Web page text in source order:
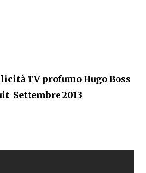
TV profumo Hugo Boss
Settembre 2013